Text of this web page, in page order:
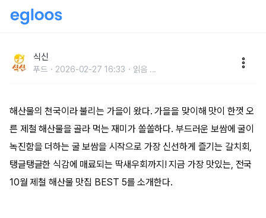
BEST 5
식신
푸드 2026-02-27 16:33 읽음 ...
해산물의 천국이라 불리는 가을이 왔다. 가을을 맞이해 맛이 한껏 오
른 제철 해산물을 골라 먹는 재미가 쏠쏠하다. 부드러운 보쌈에 굴이
녹진함을 더하는 굴 보쌈을 시작으로 가장 신선하게 즐기는 갈치회,
탱글탱글한 식감에 매료되는 딱새우회까지! 지금 가장 맛있는, 전국
10월 제철 해산물 맛집 BEST 5를 소개한다.